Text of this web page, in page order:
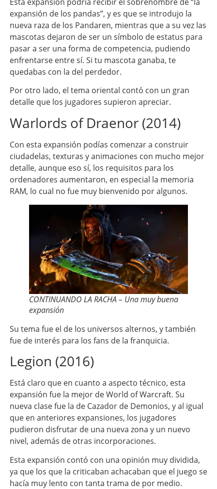
expansión de los pandas”, y es que se introdujo la
nueva raza de los Pandaren, mientras que a su vez las
mascotas dejaron de ser un símbolo de estatus para
pasar a ser una forma de competencia, pudiendo
enfrentarse entre sí. Si tu mascota ganaba, te
quedabas con la del perdedor.
Por otro lado, el tema oriental contó con un gran
detalle que los jugadores supieron apreciar.
Warlords of Draenor (2014)
Con esta expansión podías comenzar a construir
ciudadelas, texturas y animaciones con mucho mejor
detalle, aunque eso sí, los requisitos para los
ordenadores aumentaron, en especial la memoria
RAM, lo cual no fue muy bienvenido por algunos.
CONTINUANDO LA RACHA – Una muy buena
expansión
Su tema fue el de los universos alternos, y también
fue de interés para los fans de la franquicia.
Legion (2016)
Está claro que en cuanto a aspecto técnico, esta
expansión fue la mejor de World of Warcraft. Su
nueva clase fue la de Cazador de Demonios, y al igual
que en anteriores expansiones, los jugadores
pudieron disfrutar de una nueva zona y un nuevo
nivel, además de otras incorporaciones.
Esta expansión contó con una opinión muy dividida,
ya que los que la criticaban achacaban que el juego se
hacía muy lento con tanta trama de por medio.